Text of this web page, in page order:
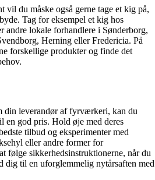
vil du måske også gerne tage et kig på,
Tag for eksempel et kig hos
andre lokale forhandlere i Sønderborg,
Herning eller Fredericia. På
forskellige produkter og finde det
din leverandør af fyrværkeri, kan du
en god pris. Hold øje med deres
tilbud og eksperimenter med
eller andre former for
følge sikkerhedsinstruktionerne, når du
til en uforglemmelig nytårsaften med